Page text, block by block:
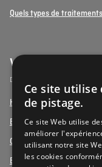
Quels types de
Vulpia Premium
Découvrez les résidences-
Henri Jaspar, Kraainem
Beukenhof aan Zee,
Oud Gemeentehuis,
Elysia Park, Antwerpen
Ce site utilise
de pistage.
Ce site Web utilise
améliorer
utilisant notre site
les cookies